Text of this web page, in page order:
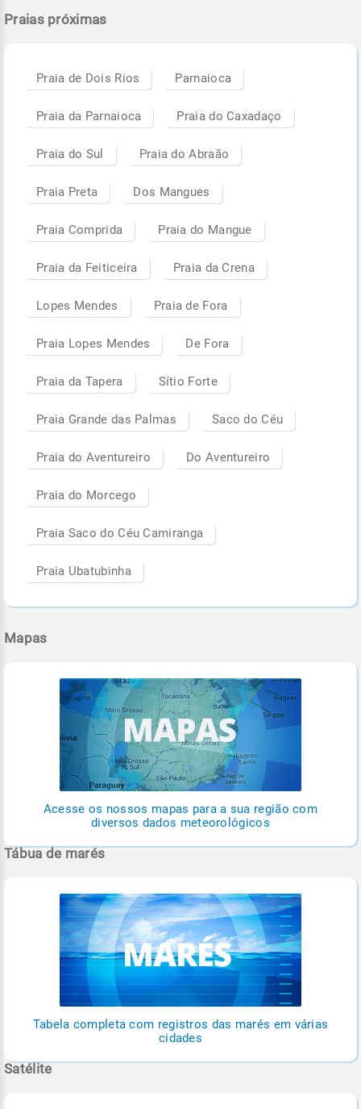
Praias próximas
Praia de Dois Rios Parnaioca
Praia da Parnaioca Praia do Caxadaço
Praia do Sul Praia do Abraão
Praia Preta Dos Mangues
Praia Comprida Praia do Mangue
Praia da Feiticeira Praia da Crena
Lopes Mendes Praia de Fora
Praia Lopes Mendes De Fora
Praia da Tapera Sítio Forte
Praia Grande das Palmas Saco do Céu
Praia do Aventureiro Do Aventureiro
Praia do Morcego
Praia Saco do Céu Camiranga
Praia Ubatubinha
Mapas
Acesse os nossos mapas para a sua região com
diversos dados meteorológicos
Tábua de marés
Tabela completa com registros das marés em várias
cidades
Satélite